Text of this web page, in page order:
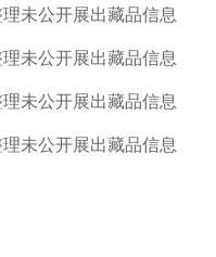
未公开展出藏品信息
未公开展出藏品信息
未公开展出藏品信息
未公开展出藏品信息